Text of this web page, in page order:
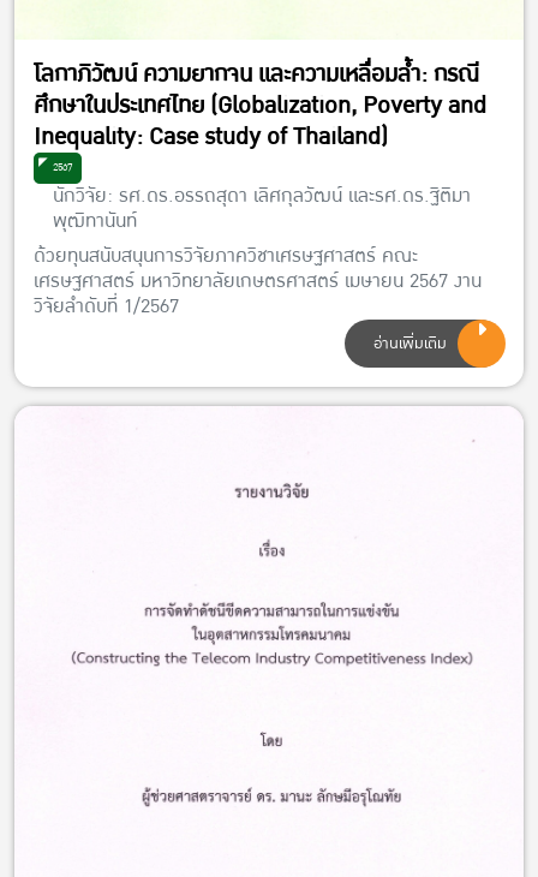
โลกาภิวัฒน์ ความยากจน และความเหลื่อมล้ำ: กรณี
ศึกษาในประเทศไทย (Globalization, Poverty and
Inequality: Case study of Thailand)
2567
นักวิจัย: รศ.ดร.อรรถสุดา เลิศกุลวัฒน์ และรศ.ดร.ฐิติมา
พุฒิทานันท์
ด้วยทุนสนับสนุนการวิจัยภาควิชาเศรษฐศาสตร์ คณะ
เศรษฐศาสตร์ มหาวิทยาลัยเกษตรศาสตร์ เมษายน 2567 งาน
วิจัยลำดับที่ 1/2567
อ่านเพิ่มเติม